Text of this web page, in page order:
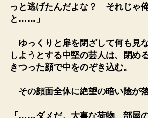
っと逃げたんだよな？ それじゃ
と……」
ゆっくりと扉を閉ざして何も見
しようとする中堅の芸人は、閉め
きつった顔で中をのぞき込む。
その顔面全体に絶望の暗い陰が落
「……ダメだ。大事な荷物、部屋